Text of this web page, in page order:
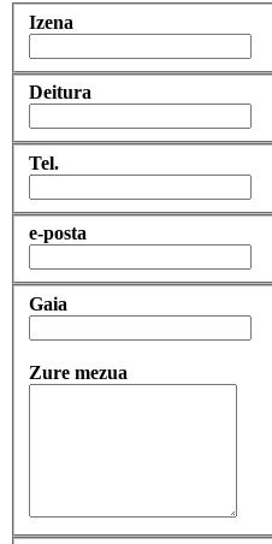
Izena
Deitura
Tel.
e-posta
Gaia
Zure mezua